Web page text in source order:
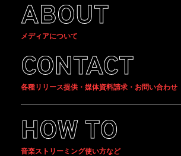
ABOUT
メディアについて
CONTACT
各種リリース提供・媒体資料請求・お問い合わせ
HOW TO
音楽ストリーミング使い方など